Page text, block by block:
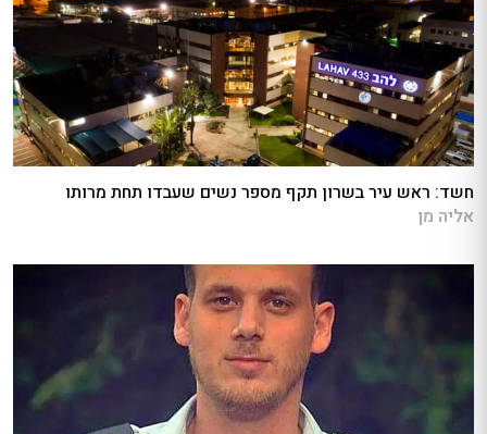
חשד: ראש עיר בשרון תקף מספר נשים שעבדו תחת מרותו
אליה מן